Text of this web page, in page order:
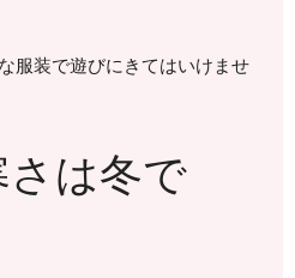
服装で遊びにきてはいけませ
さは冬で